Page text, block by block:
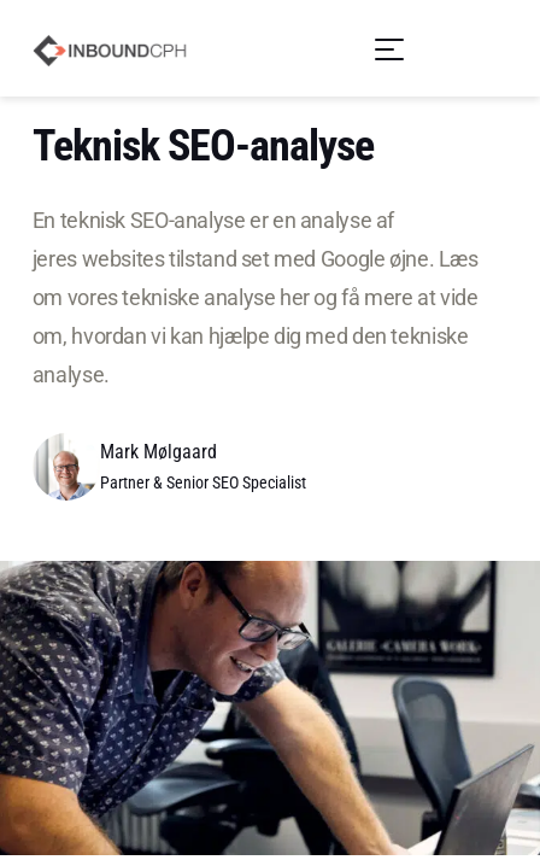
Teknisk SEO-analyse
En teknisk SEO-analyse er en analyse af
jeres websites tilstand set med Google øjne. Læs
om vores tekniske analyse her og få mere at vide
om, hvordan vi kan hjælpe dig med den tekniske
analyse.
Mark Mølgaard
Partner & Senior SEO Specialist